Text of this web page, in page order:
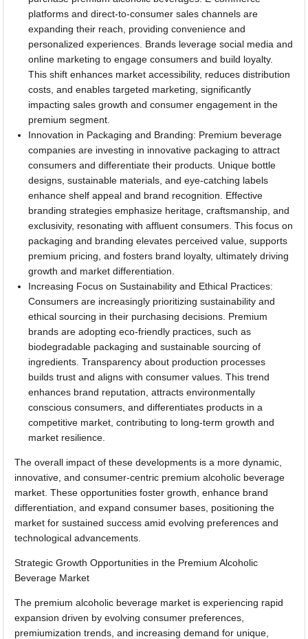
platforms and direct-to-consumer sales channels are
expanding their reach, providing convenience and
personalized experiences. Brands leverage social media and
online marketing to engage consumers and build loyalty.
This shift enhances market accessibility, reduces distribution
costs, and enables targeted marketing, significantly
impacting sales growth and consumer engagement in the
premium segment.
Innovation in Packaging and Branding: Premium beverage
companies are investing in innovative packaging to attract
consumers and differentiate their products. Unique bottle
designs, sustainable materials, and eye-catching labels
enhance shelf appeal and brand recognition. Effective
branding strategies emphasize heritage, craftsmanship, and
exclusivity, resonating with affluent consumers. This focus on
packaging and branding elevates perceived value, supports
premium pricing, and fosters brand loyalty, ultimately driving
growth and market differentiation.
Increasing Focus on Sustainability and Ethical Practices:
Consumers are increasingly prioritizing sustainability and
ethical sourcing in their purchasing decisions. Premium
brands are adopting eco-friendly practices, such as
biodegradable packaging and sustainable sourcing of
ingredients. Transparency about production processes
builds trust and aligns with consumer values. This trend
enhances brand reputation, attracts environmentally
conscious consumers, and differentiates products in a
competitive market, contributing to long-term growth and
market resilience.
The overall impact of these developments is a more dynamic,
innovative, and consumer-centric premium alcoholic beverage
market. These opportunities foster growth, enhance brand
differentiation, and expand consumer bases, positioning the
market for sustained success amid evolving preferences and
technological advancements.
Strategic Growth Opportunities in the Premium Alcoholic
Beverage Market
The premium alcoholic beverage market is experiencing rapid
expansion driven by evolving consumer preferences,
premiumization trends, and increasing demand for unique,